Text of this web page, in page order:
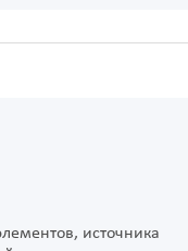
источника